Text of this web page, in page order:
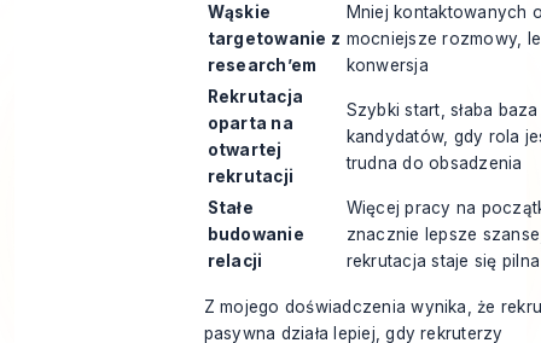
Wąskie
targetowanie z
research’em
Mniej kontaktowanych
mocniejsze rozmowy,
konwersja
Rekrutacja
oparta na
otwartej
rekrutacji
Szybki start, słaba baza
kandydatów, gdy rola
trudna do obsadzenia
Stałe
budowanie
relacji
Więcej pracy na
znacznie lepsze
rekrutacja staje się pilna
Z mojego doświadczenia wynika, że
pasywna działa lepiej, gdy rekruterzy